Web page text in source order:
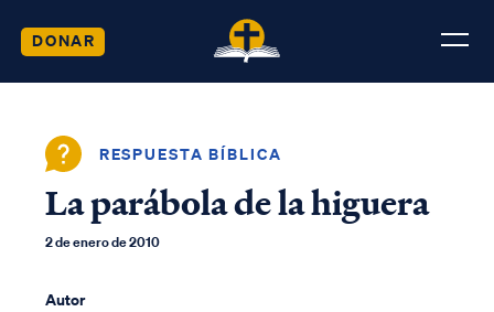
DONAR
RESPUESTA BÍBLICA
La parábola de la higuera
2 de enero de 2010
Autor